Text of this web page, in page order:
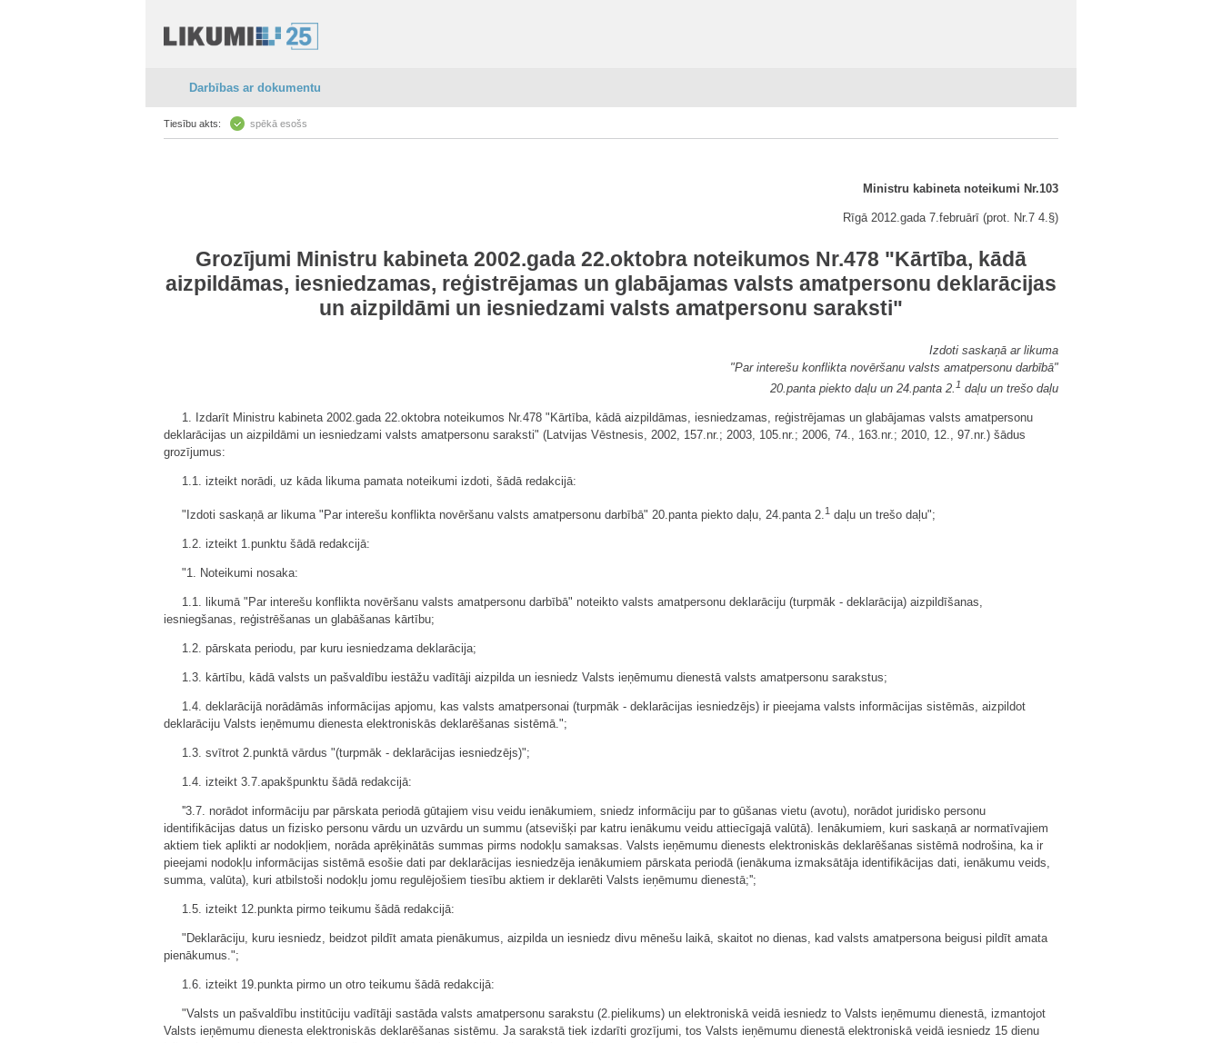
Darbības ar dokumentu
Tiesību akts: spēkā esošs
Ministru kabineta noteikumi Nr.103
Rīgā 2012.gada 7.februārī (prot. Nr.7 4.§)
Grozījumi Ministru kabineta 2002.gada 22.oktobra noteikumos Nr.478 "Kārtība, kādā
aizpildāmas, iesniedzamas, reģistrējamas un glabājamas valsts amatpersonu deklarācijas
un aizpildāmi un iesniedzami valsts amatpersonu saraksti"
Izdoti saskaņā ar likuma
"Par interešu konflikta novēršanu valsts amatpersonu darbībā"
20.panta piekto daļu un 24.panta 2. 1 daļu un trešo daļu
1. Izdarīt Ministru kabineta 2002.gada 22.oktobra noteikumos Nr.478 "Kārtība, kādā aizpildāmas, iesniedzamas, reģistrējamas un glabājamas valsts amatpersonu
deklarācijas un aizpildāmi un iesniedzami valsts amatpersonu saraksti" (Latvijas Vēstnesis, 2002, 157.nr.; 2003, 105.nr.; 2006, 74., 163.nr.; 2010, 12., 97.nr.) šādus
grozījumus:
1.1. izteikt norādi, uz kāda likuma pamata noteikumi izdoti, šādā redakcijā:
"Izdoti saskaņā ar likuma "Par interešu konflikta novēršanu valsts amatpersonu darbībā" 20.panta piekto daļu, 24.panta 2. 1 daļu un trešo daļu";
1.2. izteikt 1.punktu šādā redakcijā:
"1. Noteikumi nosaka:
1.1. likumā "Par interešu konflikta novēršanu valsts amatpersonu darbībā" noteikto valsts amatpersonu deklarāciju (turpmāk - deklarācija) aizpildīšanas,
iesniegšanas, reģistrēšanas un glabāšanas kārtību;
1.2. pārskata periodu, par kuru iesniedzama deklarācija;
1.3. kārtību, kādā valsts un pašvaldību iestāžu vadītāji aizpilda un iesniedz Valsts ieņēmumu dienestā valsts amatpersonu sarakstus;
1.4. deklarācijā norādāmās informācijas apjomu, kas valsts amatpersonai (turpmāk - deklarācijas iesniedzējs) ir pieejama valsts informācijas sistēmās, aizpildot
deklarāciju Valsts ieņēmumu dienesta elektroniskās deklarēšanas sistēmā.";
1.3. svītrot 2.punktā vārdus "(turpmāk - deklarācijas iesniedzējs)";
1.4. izteikt 3.7.apakšpunktu šādā redakcijā:
''3.7. norādot informāciju par pārskata periodā gūtajiem visu veidu ienākumiem, sniedz informāciju par to gūšanas vietu (avotu), norādot juridisko personu
identifikācijas datus un fizisko personu vārdu un uzvārdu un summu (atsevišķi par katru ienākumu veidu attiecīgajā valūtā). Ienākumiem, kuri saskaņā ar normatīvajiem
aktiem tiek aplikti ar nodokļiem, norāda aprēķinātās summas pirms nodokļu samaksas. Valsts ieņēmumu dienests elektroniskās deklarēšanas sistēmā nodrošina, ka ir
pieejami nodokļu informācijas sistēmā esošie dati par deklarācijas iesniedzēja ienākumiem pārskata periodā (ienākuma izmaksātāja identifikācijas dati, ienākumu veids,
summa, valūta), kuri atbilstoši nodokļu jomu regulējošiem tiesību aktiem ir deklarēti Valsts ieņēmumu dienestā;'';
1.5. izteikt 12.punkta pirmo teikumu šādā redakcijā:
"Deklarāciju, kuru iesniedz, beidzot pildīt amata pienākumus, aizpilda un iesniedz divu mēnešu laikā, skaitot no dienas, kad valsts amatpersona beigusi pildīt amata
pienākumus.";
1.6. izteikt 19.punkta pirmo un otro teikumu šādā redakcijā:
"Valsts un pašvaldību institūciju vadītāji sastāda valsts amatpersonu sarakstu (2.pielikums) un elektroniskā veidā iesniedz to Valsts ieņēmumu dienestā, izmantojot
Valsts ieņēmumu dienesta elektroniskās deklarēšanas sistēmu. Ja sarakstā tiek izdarīti grozījumi, tos Valsts ieņēmumu dienestā elektroniskā veidā iesniedz 15 dienu